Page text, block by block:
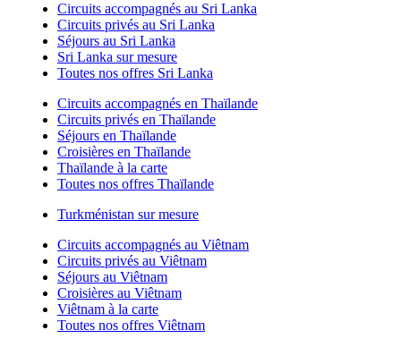
Circuits accompagnés au Sri Lanka
Circuits privés au Sri Lanka
Séjours au Sri Lanka
Sri Lanka sur mesure
Toutes nos offres Sri Lanka
Circuits accompagnés en Thaïlande
Circuits privés en Thaïlande
Séjours en Thaïlande
Croisières en Thaïlande
Thaïlande à la carte
Toutes nos offres Thaïlande
Turkménistan sur mesure
Circuits accompagnés au Viêtnam
Circuits privés au Viêtnam
Séjours au Viêtnam
Croisières au Viêtnam
Viêtnam à la carte
Toutes nos offres Viêtnam